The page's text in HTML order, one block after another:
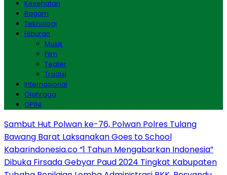
Kesehatan
Ragam
Teknologi
Hiburan
Musik
Film
Teater
Tradisi
Internasional
Olahraga
OPINI
Sambut Hut Polwan ke-76, Polwan Polres Tulang
Bawang Barat Laksanakan Goes to School
Kabarindonesia.co “1 Tahun Mengabarkan Indonesia”
Dibuka Firsada Gebyar Paud 2024 Tingkat Kabupaten